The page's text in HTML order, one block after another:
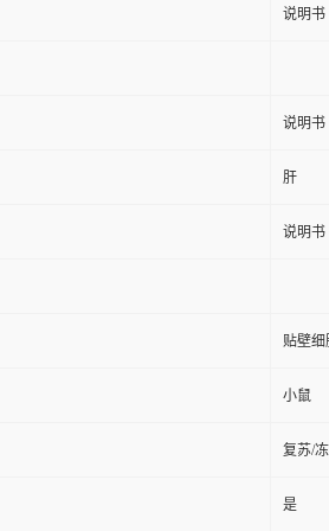
说明书
说明书
肝
说明书
贴壁细
小鼠
复苏/
是